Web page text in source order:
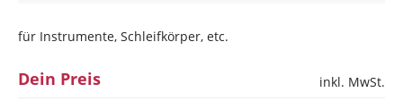
für Instrumente, Schleifkörper, etc.
Dein Preis
inkl. MwSt.